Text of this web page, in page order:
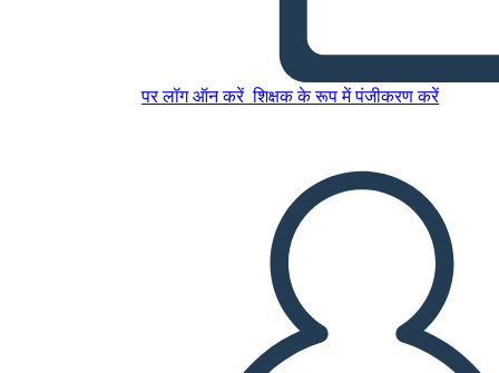
पर लॉग ऑन करें शिक्षक के रूप में पंजीकरण करें
Capodanno Lunare Della
Cina Antica
स्टोरीबोर्ड बनाएं
स्लाइड शो चलाएं
मुझे पढ़कर सुनाओ